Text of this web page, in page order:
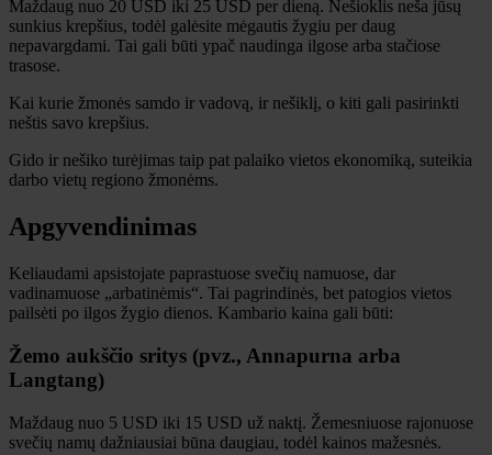
Maždaug nuo 20 USD iki 25 USD per dieną. Nešioklis neša jūsų
sunkius krepšius, todėl galėsite mėgautis žygiu per daug
nepavargdami. Tai gali būti ypač naudinga ilgose arba stačiose
trasose.
Kai kurie žmonės samdo ir vadovą, ir nešiklį, o kiti gali pasirinkti
neštis savo krepšius.
Gido ir nešiko turėjimas taip pat palaiko vietos ekonomiką, suteikia
darbo vietų regiono žmonėms.
Apgyvendinimas
Keliaudami apsistojate paprastuose svečių namuose, dar
vadinamuose „arbatinėmis“. Tai pagrindinės, bet patogios vietos
pailsėti po ilgos žygio dienos. Kambario kaina gali būti:
Žemo aukščio sritys (pvz., Annapurna arba
Langtang)
Maždaug nuo 5 USD iki 15 USD už naktį. Žemesniuose rajonuose
svečių namų dažniausiai būna daugiau, todėl kainos mažesnės.